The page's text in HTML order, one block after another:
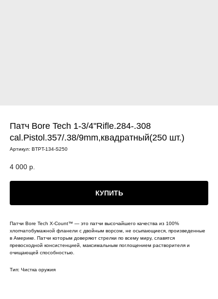
Патч Bore Tech 1-3/4"Rifle.284-.308
cal.Pistol.357/.38/9mm,квадратный(250 шт.)
Артикул: BTPT-134-S250
4 000 р.
КУПИТЬ
Патчи Bore Tech X-Count™ — это патчи высочайшего качества из 100%
хлопчатобумажной фланели с двойным ворсом, не осыпающиеся, произведенные
в Америке. Патчи которым доверяют стрелки по всему миру, славятся
превосходной консистенцией, максимальным поглощением растворителя и
очищающей способностью.
Тип: Чистка оружия